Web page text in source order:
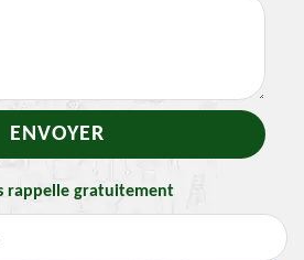
rappelle gratuitement